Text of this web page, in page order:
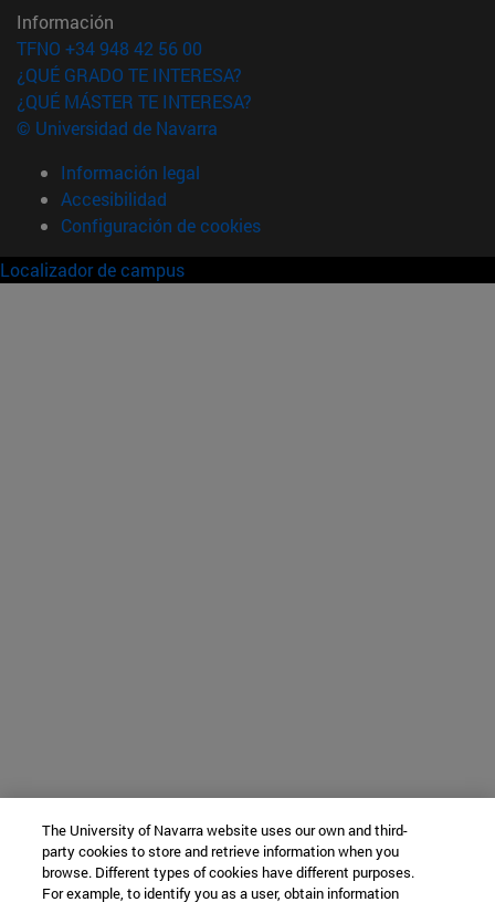
Información
TFNO +34 948 42 56 00
¿QUÉ GRADO TE INTERESA?
¿QUÉ MÁSTER TE INTERESA?
© Universidad de Navarra
Información legal
Accesibilidad
Configuración de cookies
Localizador de campus
The University of Navarra website uses our own and third-
party cookies to store and retrieve information when you
browse. Different types of cookies have different purposes.
For example, to identify you as a user, obtain information